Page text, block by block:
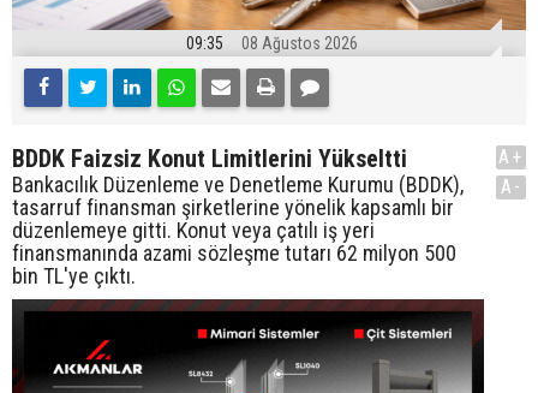
09:35 08 Ağustos 2026
BDDK Faizsiz Konut Limitlerini Yükseltti
Bankacılık Düzenleme ve Denetleme Kurumu (BDDK),
tasarruf finansman şirketlerine yönelik kapsamlı bir
düzenlemeye gitti. Konut veya çatılı iş yeri
finansmanında azami sözleşme tutarı 62 milyon 500
bin TL'ye çıktı.
A+
A-